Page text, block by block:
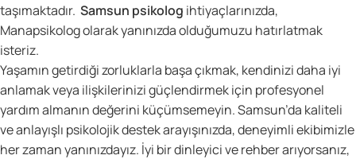
taşımaktadır. Samsun psikolog ihtiyaçlarınızda,
Manapsikolog olarak yanınızda olduğumuzu hatırlatmak
isteriz.
Yaşamın getirdiği zorluklarla başa çıkmak, kendinizi daha iyi
anlamak veya ilişkilerinizi güçlendirmek için profesyonel
yardım almanın değerini küçümsemeyin. Samsun’da kaliteli
ve anlayışlı psikolojik destek arayışınızda, deneyimli ekibimizle
her zaman yanınızdayız. İyi bir dinleyici ve rehber arıyorsanız,